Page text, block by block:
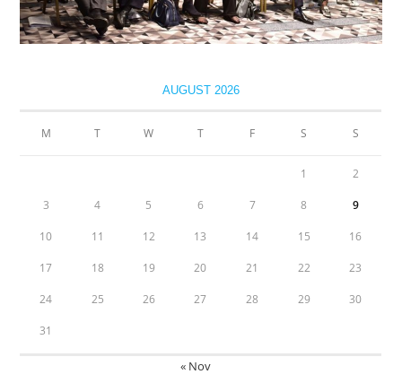
AUGUST 2026
M T W T F S S
1 2
3 4 5 6 7 8 9
10 11 12 13 14 15 16
17 18 19 20 21 22 23
24 25 26 27 28 29 30
31
« Nov